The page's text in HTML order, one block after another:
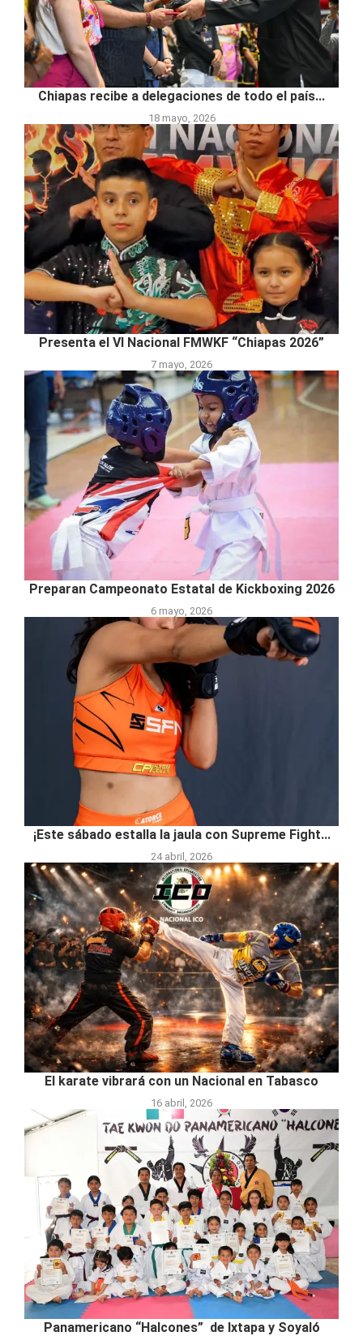
Chiapas recibe a delegaciones de todo el país...
18 mayo, 2026
Presenta el VI Nacional FMWKF “Chiapas 2026”
7 mayo, 2026
Preparan Campeonato Estatal de Kickboxing 2026
6 mayo, 2026
¡Este sábado estalla la jaula con Supreme Fight...
24 abril, 2026
El karate vibrará con un Nacional en Tabasco
16 abril, 2026
Panamericano “Halcones” de Ixtapa y Soyaló